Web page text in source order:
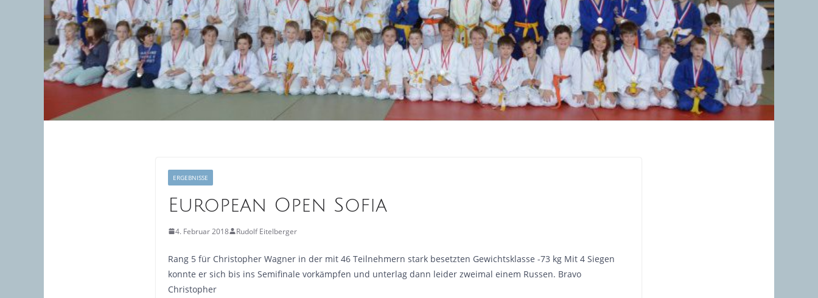
ERGEBNISSE
European Open Sofia
4. Februar 2018 Rudolf Eitelberger
Rang 5 für Christopher Wagner in der mit 46 Teilnehmern stark besetzten Gewichtsklasse -73 kg Mit 4 Siegen
konnte er sich bis ins Semifinale vorkämpfen und unterlag dann leider zweimal einem Russen. Bravo
Christopher